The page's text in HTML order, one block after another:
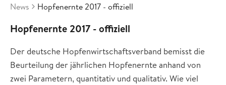
News Hopfenernte 2017 - offiziell
Hopfenernte 2017 - offiziell
Der deutsche Hopfenwirtschaftsverband bemisst die
Beurteilung der jährlichen Hopfenernte anhand von
zwei Parametern, quantitativ und qualitativ. Wie viel